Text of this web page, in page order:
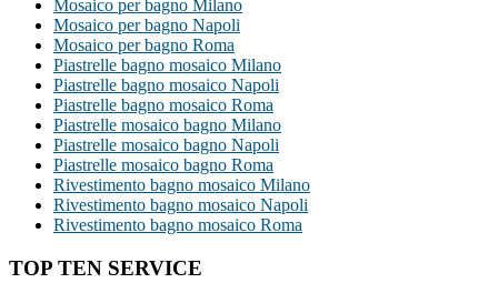
Mosaico per bagno Milano
Mosaico per bagno Napoli
Mosaico per bagno Roma
Piastrelle bagno mosaico Milano
Piastrelle bagno mosaico Napoli
Piastrelle bagno mosaico Roma
Piastrelle mosaico bagno Milano
Piastrelle mosaico bagno Napoli
Piastrelle mosaico bagno Roma
Rivestimento bagno mosaico Milano
Rivestimento bagno mosaico Napoli
Rivestimento bagno mosaico Roma
TOP TEN SERVICE